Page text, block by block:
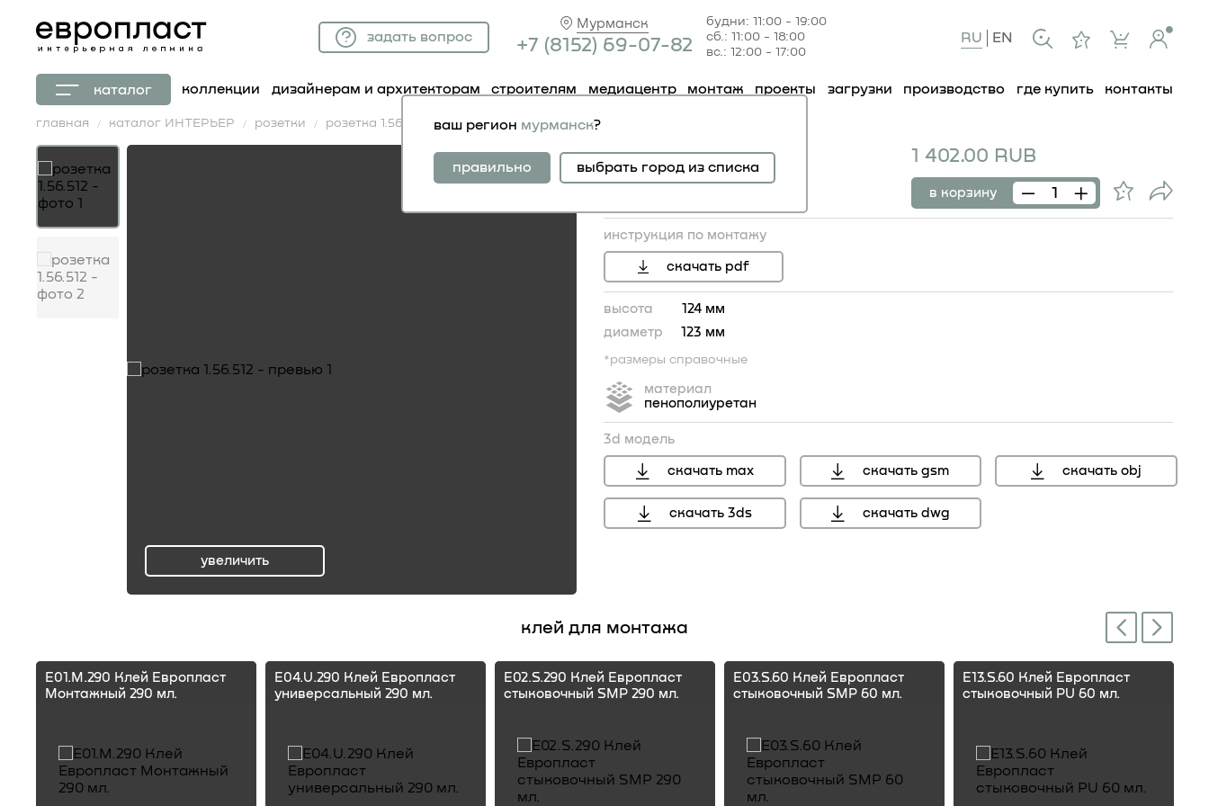
Мурманск
+7 (81 52) 69-07-82
будни: 11:00 - 19:00
сб.: 11:00 - 18:00
вс.: 12:00 - 17:00
задать вопрос RU EN
каталог коллекции дизайнерам и архитекторам строителям медиацентр монтаж проекты загрузки производство где купить контакты
ваш регион мурманск?
правильно выбрать город из списка
главная каталог ИНТЕРЬЕР розетки розетка 1.56.512
увеличить
розетка 1.56.512 1 402.00 RUB
в корзину
инструкция по монтажу
скачать pdf
высота
124 мм
диаметр
123 мм
*размеры справочные
материал
пенополиуретан
3d модель
скачать max скачать gsm скачать obj
скачать 3ds скачать dwg
клей для монтажа Previous
E01.M.290 Клей Европласт
Монтажный 290 мл.
E04.U.290 Клей Европласт
универсальный 290 мл.
E02.S.290 Клей Европласт
стыковочный SMP 290 мл.
E03.S.60 Клей Европласт
стыковочный SMP 60 мл.
E13.S.60 Клей Европласт
стыковочный PU 60 мл.
Next